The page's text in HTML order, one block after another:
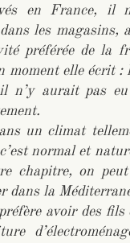
en France, il
les magasins,
préférée de la
moment elle écrit :
n’y aurait pas eu
un climat
normal et
chapitre, on
dans la
avoir des